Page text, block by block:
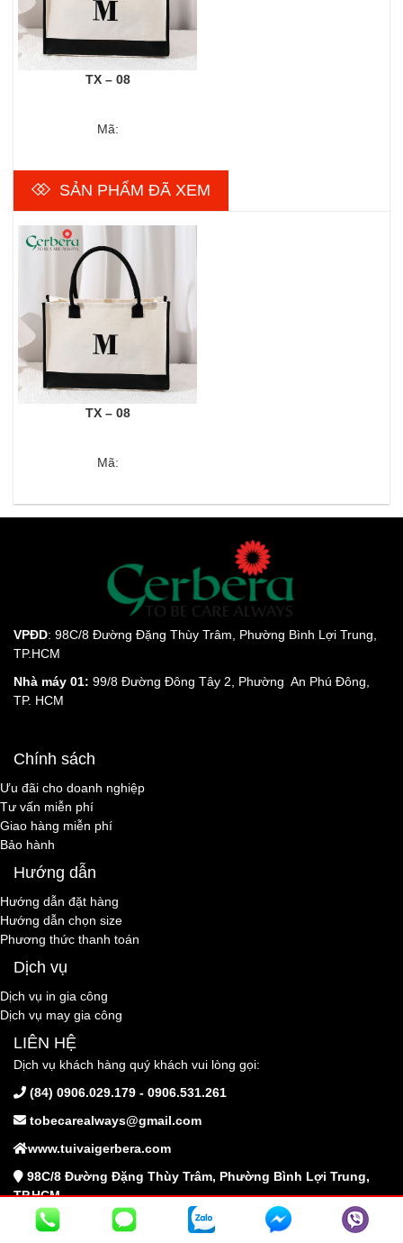
TX – 08
Mã:
SẢN PHẨM ĐÃ XEM
TX – 08
Mã:
VPĐD: 98C/8 Đường Đặng Thùy Trâm, Phường Bình Lợi Trung,
TP.HCM
Nhà máy 01: 99/8 Đường Đông Tây 2, Phường An Phú Đông,
TP. HCM
Chính sách
Ưu đãi cho doanh nghiệp
Tư vấn miễn phí
Giao hàng miễn phí
Bảo hành
Hướng dẫn
Hướng dẫn đặt hàng
Hướng dẫn chọn size
Phương thức thanh toán
Dịch vụ
Dịch vụ in gia công
Dịch vụ may gia công
LIÊN HỆ
Dịch vụ khách hàng quý khách vui lòng gọi:
(84) 0906.029.179 - 0906.531.261
tobecarealways@gmail.com
www.tuivaigerbera.com
98C/8 Đường Đặng Thùy Trâm, Phường Bình Lợi Trung,
TP.HCM